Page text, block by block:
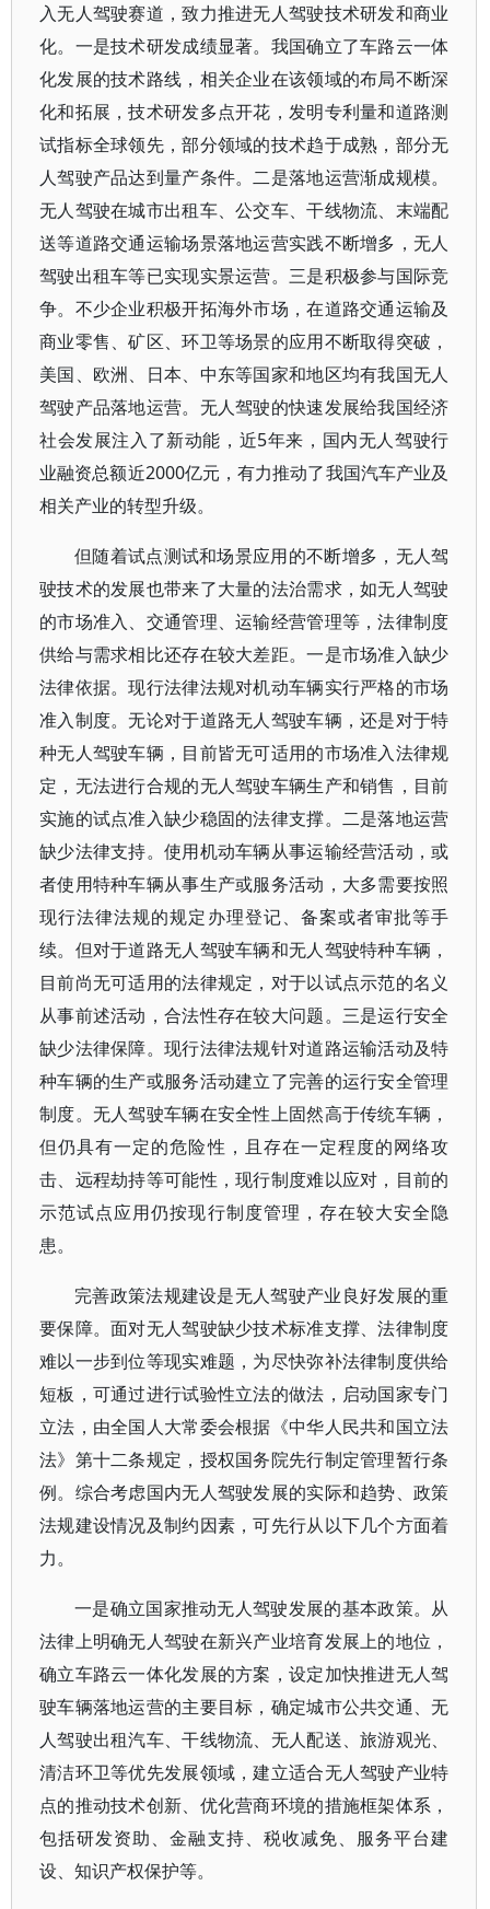
入无人驾驶赛道，致力推进无人驾驶技术研发和商业
化。一是技术研发成绩显著。我国确立了车路云一体
化发展的技术路线，相关企业在该领域的布局不断深
化和拓展，技术研发多点开花，发明专利量和道路测
试指标全球领先，部分领域的技术趋于成熟，部分无
人驾驶产品达到量产条件。二是落地运营渐成规模。
无人驾驶在城市出租车、公交车、干线物流、末端配
送等道路交通运输场景落地运营实践不断增多，无人
驾驶出租车等已实现实景运营。三是积极参与国际竞
争。不少企业积极开拓海外市场，在道路交通运输及
商业零售、矿区、环卫等场景的应用不断取得突破，
美国、欧洲、日本、中东等国家和地区均有我国无人
驾驶产品落地运营。无人驾驶的快速发展给我国经济
社会发展注入了新动能，近5年来，国内无人驾驶行
业融资总额近2000亿元，有力推动了我国汽车产业及
相关产业的转型升级。
但随着试点测试和场景应用的不断增多，无人驾
驶技术的发展也带来了大量的法治需求，如无人驾驶
的市场准入、交通管理、运输经营管理等，法律制度
供给与需求相比还存在较大差距。一是市场准入缺少
法律依据。现行法律法规对机动车辆实行严格的市场
准入制度。无论对于道路无人驾驶车辆，还是对于特
种无人驾驶车辆，目前皆无可适用的市场准入法律规
定，无法进行合规的无人驾驶车辆生产和销售，目前
实施的试点准入缺少稳固的法律支撑。二是落地运营
缺少法律支持。使用机动车辆从事运输经营活动，或
者使用特种车辆从事生产或服务活动，大多需要按照
现行法律法规的规定办理登记、备案或者审批等手
续。但对于道路无人驾驶车辆和无人驾驶特种车辆，
目前尚无可适用的法律规定，对于以试点示范的名义
从事前述活动，合法性存在较大问题。三是运行安全
缺少法律保障。现行法律法规针对道路运输活动及特
种车辆的生产或服务活动建立了完善的运行安全管理
制度。无人驾驶车辆在安全性上固然高于传统车辆，
但仍具有一定的危险性，且存在一定程度的网络攻
击、远程劫持等可能性，现行制度难以应对，目前的
示范试点应用仍按现行制度管理，存在较大安全隐
患。
完善政策法规建设是无人驾驶产业良好发展的重
要保障。面对无人驾驶缺少技术标准支撑、法律制度
难以一步到位等现实难题，为尽快弥补法律制度供给
短板，可通过进行试验性立法的做法，启动国家专门
立法，由全国人大常委会根据《中华人民共和国立法
法》第十二条规定，授权国务院先行制定管理暂行条
例。综合考虑国内无人驾驶发展的实际和趋势、政策
法规建设情况及制约因素，可先行从以下几个方面着
力。
一是确立国家推动无人驾驶发展的基本政策。从
法律上明确无人驾驶在新兴产业培育发展上的地位，
确立车路云一体化发展的方案，设定加快推进无人驾
驶车辆落地运营的主要目标，确定城市公共交通、无
人驾驶出租汽车、干线物流、无人配送、旅游观光、
清洁环卫等优先发展领域，建立适合无人驾驶产业特
点的推动技术创新、优化营商环境的措施框架体系，
包括研发资助、金融支持、税收减免、服务平台建
设、知识产权保护等。